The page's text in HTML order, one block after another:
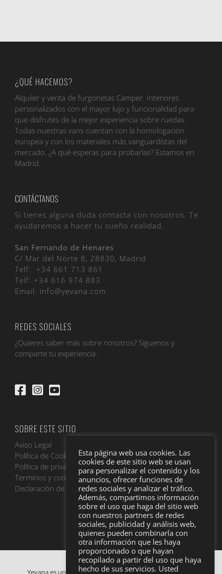
¿QUÉ HACEMOS?
Alquiler y venta de furgonetas Camper. Interiores
personalizados con el mayor lujo y funcionalidad para
que disfrutes de la mejor experiencia sobre ruedas.
Todas nuestras vans cuentan con la homologación
europea y con los materiales más vanguardistas del
mercado. ¿A qué esperas para probarlas? Estamos en
Madrid.
CONTÁCTANOS
Si tienes alguna duda contacta con nosotros. Te
ayudaremos a hacer tu sueño realidad.
San Fernando de Henares
C/ Mar del Norte 8, 28830, Madrid
Telf: +34 661 713 861
Telf: +34 616 974 883
Email: info@yevana.com
REDES SOCIALES
¿Quieres saber más sobre nosotros? Síguenos y
comparte tu experiencia.
SOBRE ESTE SITIO
Aviso Legal
Política de Cookies
Política de privacidad
Terminos y condiciones
Declaración de accesibilidad
Yevana es una empresa de alquiler y venta de furgonetas
Esta página web usa cookies. Las
cookies de este sitio web se usan
para personalizar el contenido y los
anuncios, ofrecer funciones de
redes sociales y analizar el tráfico.
Además, compartimos información
sobre el uso que haga del sitio web
con nuestros partners de redes
sociales, publicidad y análisis web,
quienes pueden combinarla con
otra información que les haya
proporcionado o que hayan
recopilado a partir del uso que haya
hecho de sus servicios. Usted